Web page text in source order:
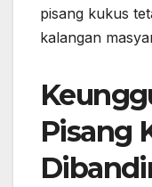
pisang kukus
kalangan
Pisang